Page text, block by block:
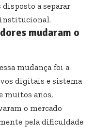
a separar
institucional.
mudaram o
mudança foi a
digitais e sistema
muitos anos,
o mercado
pela dificuldade